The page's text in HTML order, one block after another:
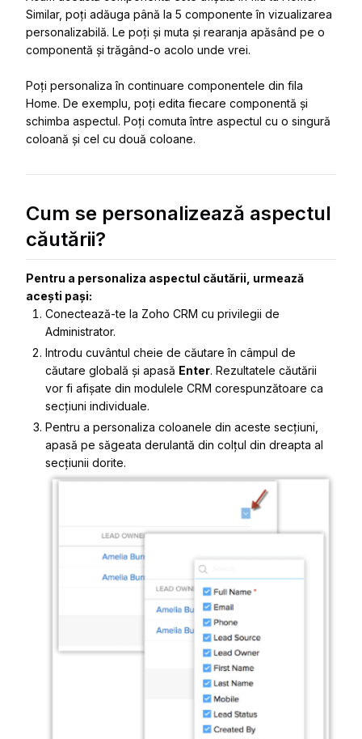
Similar, poți adăuga până la 5 componente în vizualizarea
personalizabilă. Le poți și muta și rearanja apăsând pe o
componentă și trăgând-o acolo unde vrei.
Poți personaliza în continuare componentele din fila
Home. De exemplu, poți edita fiecare componentă și
schimba aspectul. Poți comuta între aspectul cu o singură
coloană și cel cu două coloane.
Cum se personalizează aspectul
căutării?
Pentru a personaliza aspectul căutării, urmează
acești pași:
Conectează-te la Zoho CRM cu privilegii de
Administrator.
Introdu cuvântul cheie de căutare în câmpul de
căutare globală și apasă Enter. Rezultatele căutării
vor fi afișate din modulele CRM corespunzătoare ca
secțiuni individuale.
Pentru a personaliza coloanele din aceste secțiuni,
apasă pe săgeata derulantă din colțul din dreapta al
secțiunii dorite.